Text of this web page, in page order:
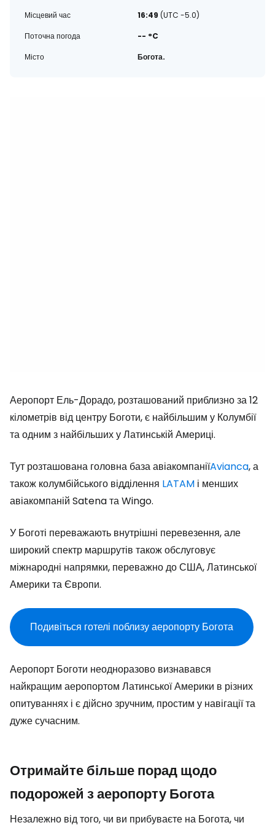
Місцевий час
16:49 (UTC -5.0)
Поточна погода
-- °C
Місто
Богота.
Аеропорт Ель-Дорадо, розташований приблизно за 12
кілометрів від центру Боготи, є найбільшим у Колумбії
та одним з найбільших у Латинській Америці.
Тут розташована головна база авіакомпаніїAvianca, а
також колумбійського відділення LATAM і менших
авіакомпаній Satena та Wingo.
У Боготі переважають внутрішні перевезення, але
широкий спектр маршрутів також обслуговує
міжнародні напрямки, переважно до США, Латинської
Америки та Європи.
Подивіться готелі поблизу аеропорту Богота
Аеропорт Боготи неодноразово визнавався
найкращим аеропортом Латинської Америки в різних
опитуваннях і є дійсно зручним, простим у навігації та
дуже сучасним.
Отримайте більше порад щодо
подорожей з аеропорту Богота
Незалежно від того, чи ви прибуваєте на Богота, чи